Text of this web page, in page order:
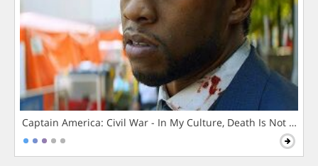
Captain America: Civil War - In My Culture, Death Is Not The